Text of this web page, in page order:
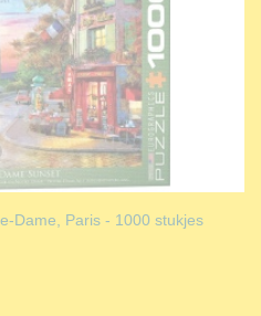
Dame, Paris - 1000 stukjes